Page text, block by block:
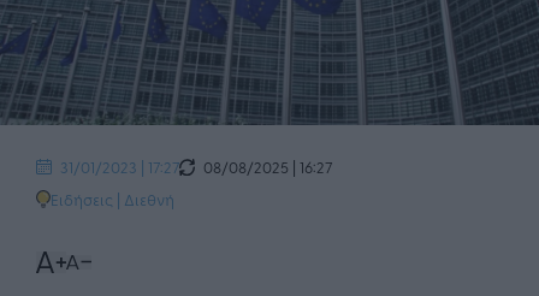
31/01/2023 | 17:27
08/08/2025 | 16:27
Ειδήσεις | Διεθνή